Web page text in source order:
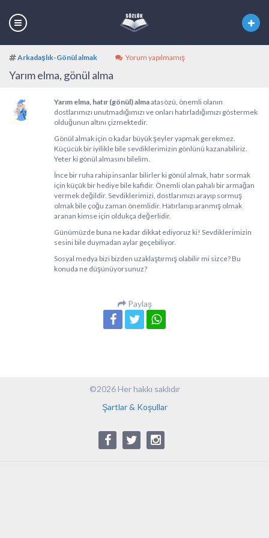
Arkadaşlık-Gönül almak Yorum yapılmamış
Yarım elma, gönül alma
Yarım elma, hatır (gönül) almaatasözü, önemli olanın
dostlarımızı unutmadığımızı ve onları hatırladığımızı göstermek
olduğunun altını çizmektedir.
Gönül almak için o kadar büyük şeyler yapmak gerekmez.
Küçücük bir iyilikle bile sevdiklerimizin gönlünü kazanabiliriz.
Yeter ki gönül almasını bilelim.
İnce bir ruha rahip insanlar bilirler ki gönül almak, hatır sormak
için küçük bir hediye bile kafidir. Önemli olan pahalı bir armağan
vermek değildir. Sevdiklerimizi, dostlarımızı arayıp sormuş
olmak bile çoğu zaman önemlidir. Hatırlanıp aranmış olmak
aranan kimse için oldukça değerlidir.
Günümüzde buna ne kadar dikkat ediyoruz ki! Sevdiklerimizin
sesini bile duymadan aylar geçebiliyor.
Sosyal medya bizi bizden uzaklaştırmış olabilir mi sizce? Bu
konuda ne düşünüyorsunuz?
Paylaş
©2026 Her hakkı saklıdır
Şartlar & Koşullar